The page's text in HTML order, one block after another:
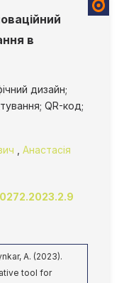
в
дизайн;
QR-код;
Анастасія
A. (2023).
tool for